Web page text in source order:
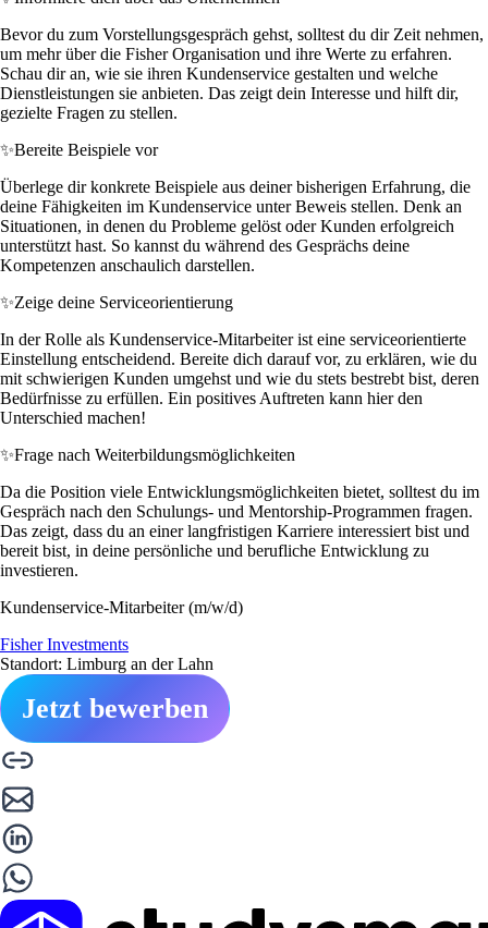
Bevor du zum Vorstellungsgespräch gehst, solltest du dir Zeit nehmen,
um mehr über die Fisher Organisation und ihre Werte zu erfahren.
Schau dir an, wie sie ihren Kundenservice gestalten und welche
Dienstleistungen sie anbieten. Das zeigt dein Interesse und hilft dir,
gezielte Fragen zu stellen.
✨Bereite Beispiele vor
Überlege dir konkrete Beispiele aus deiner bisherigen Erfahrung, die
deine Fähigkeiten im Kundenservice unter Beweis stellen. Denk an
Situationen, in denen du Probleme gelöst oder Kunden erfolgreich
unterstützt hast. So kannst du während des Gesprächs deine
Kompetenzen anschaulich darstellen.
✨Zeige deine Serviceorientierung
In der Rolle als Kundenservice-Mitarbeiter ist eine serviceorientierte
Einstellung entscheidend. Bereite dich darauf vor, zu erklären, wie du
mit schwierigen Kunden umgehst und wie du stets bestrebt bist, deren
Bedürfnisse zu erfüllen. Ein positives Auftreten kann hier den
Unterschied machen!
✨Frage nach Weiterbildungsmöglichkeiten
Da die Position viele Entwicklungsmöglichkeiten bietet, solltest du im
Gespräch nach den Schulungs- und Mentorship-Programmen fragen.
Das zeigt, dass du an einer langfristigen Karriere interessiert bist und
bereit bist, in deine persönliche und berufliche Entwicklung zu
investieren.
Kundenservice-Mitarbeiter (m/w/d)
Fisher Investments
Standort: Limburg an der Lahn
Jetzt bewerben